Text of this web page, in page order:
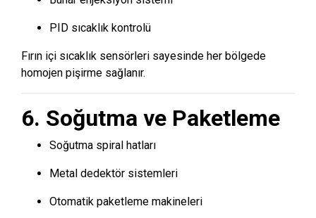
PID sıcaklık kontrolü
Fırın içi sıcaklık sensörleri sayesinde her bölgede
homojen pişirme sağlanır.
6. Soğutma ve Paketleme
Soğutma spiral hatları
Metal dedektör sistemleri
Otomatik paketleme makineleri